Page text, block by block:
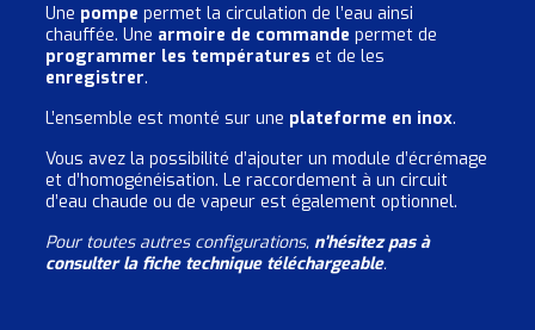
Une pompe permet la circulation de l’eau ainsi
chauffée. Une armoire de commande permet de
programmer les températures et de les
enregistrer.
L’ensemble est monté sur une plateforme en inox.
Vous avez la possibilité d’ajouter un module d’écrémage
et d’homogénéisation. Le raccordement à un circuit
d’eau chaude ou de vapeur est également optionnel.
Pour toutes autres configurations, n’hésitez pas à
consulter la fiche technique téléchargeable.